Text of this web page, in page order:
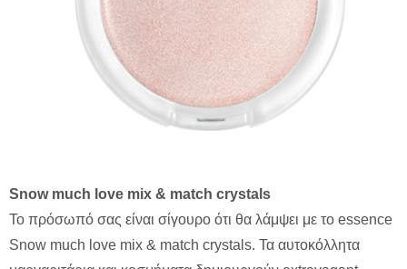
Snow much love mix & match crystals
Το πρόσωπό σας είναι σίγουρο ότι θα λάμψει με το essence
Snow much love mix & match crystals. Τα αυτοκόλλητα